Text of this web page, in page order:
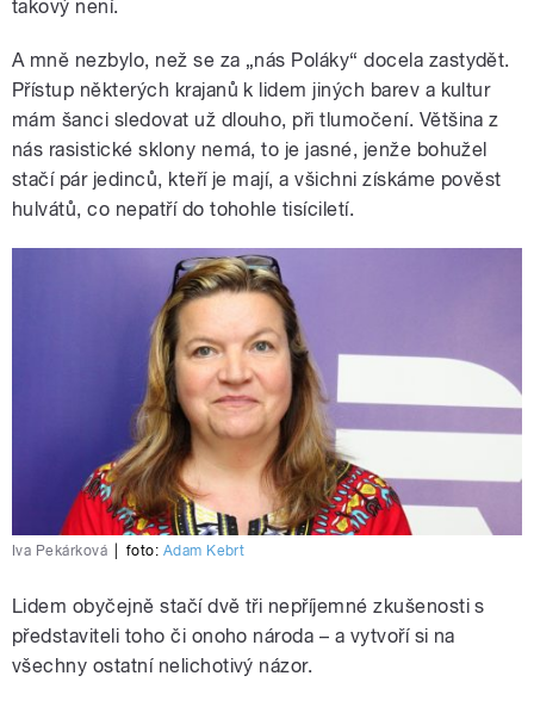
takový není.
A mně nezbylo, než se za „nás Poláky“ docela zastydět.
Přístup některých krajanů k lidem jiných barev a kultur
mám šanci sledovat už dlouho, při tlumočení. Většina z
nás rasistické sklony nemá, to je jasné, jenže bohužel
stačí pár jedinců, kteří je mají, a všichni získáme pověst
hulvátů, co nepatří do tohohle tisíciletí.
Iva Pekárková foto: Adam Kebrt
Lidem obyčejně stačí dvě tři nepříjemné zkušenosti s
představiteli toho či onoho národa – a vytvoří si na
všechny ostatní nelichotivý názor.